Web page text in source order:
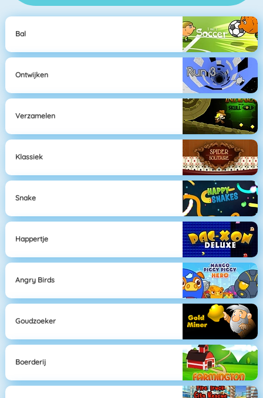
Bal
Ontwijken
Verzamelen
Klassiek
Snake
Happertje
Angry Birds
Goudzoeker
Boerderij